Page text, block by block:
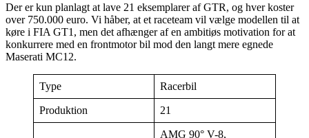
Der er kun planlagt at lave 21 eksemplarer af GTR, og hver koster
over 750.000 euro. Vi håber, at et raceteam vil vælge modellen til at
køre i FIA GT1, men det afhænger af en ambitiøs motivation for at
konkurrere med en frontmotor bil mod den langt mere egnede
Maserati MC12.
Type Racerbil
Produktion 21
AMG 90° V-8,